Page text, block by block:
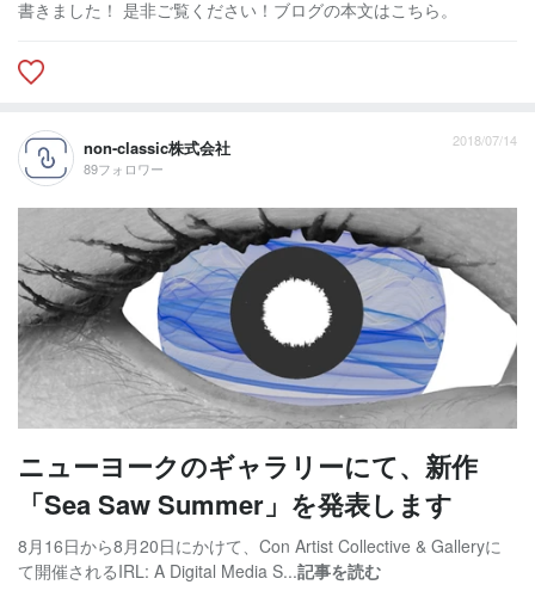
書きました！ 是非ご覧ください！ブログの本文はこちら。
non-classic株式会社
89フォロワー
2018/07/14
ニューヨークのギャラリーにて、新作
「Sea Saw Summer」を発表します
8月16日から8月20日にかけて、Con Artist Collective & Galleryに
て開催されるIRL: A Digital Media S...記事を読む